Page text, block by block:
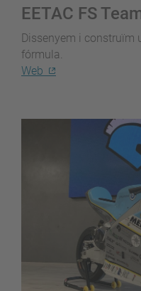
EETAC FS
Dissenyem i construïm
fórmula.
Web